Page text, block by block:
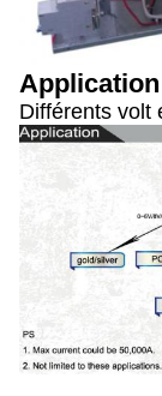
Application
Différents volt